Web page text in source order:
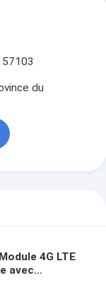
du
4G LTE
avec